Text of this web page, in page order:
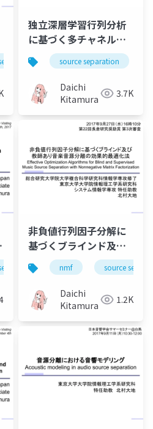
music bss
独立深層学習行列分析
に基づく多チャネル音
源分離（Multichannel
audio source
separation based on
independent deeply
learned matrix
source separation
Daichi
Kitamura
3.7K
music bss
非負値行列因子分解に
基づくブラインド及び
教師あり音楽音源分離
の効果的最適化法
nmf source
Daichi
Kitamura
1.2K